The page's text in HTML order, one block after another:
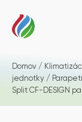
Domov /
jednotky /
Split CF-DESIGN